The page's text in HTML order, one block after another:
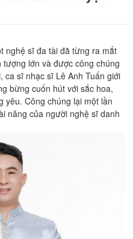
nghệ sĩ đa tài đã từng ra mắt
lớn và được công chúng
ca sĩ nhạc sĩ Lê Anh Tuấn giới
bừng cuốn hút với sắc hoa,
yêu. Công chúng lại một lần
năng của người nghệ sĩ danh